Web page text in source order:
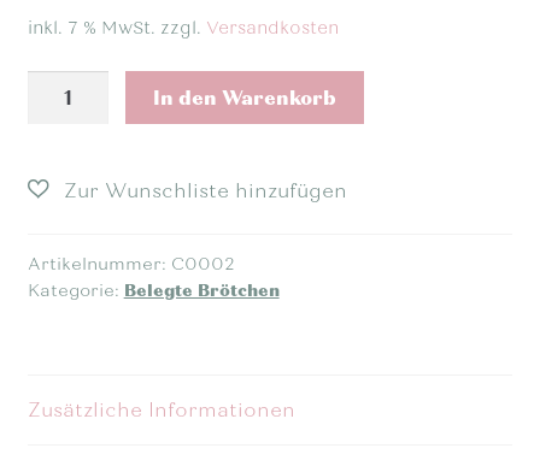
inkl. 7 % MwSt. zzgl. Versandkosten
-
Camembert
In den Warenkorb
Artikelnummer: C0002
Kategorie: Belegte Brötchen
Zusätzliche Informationen